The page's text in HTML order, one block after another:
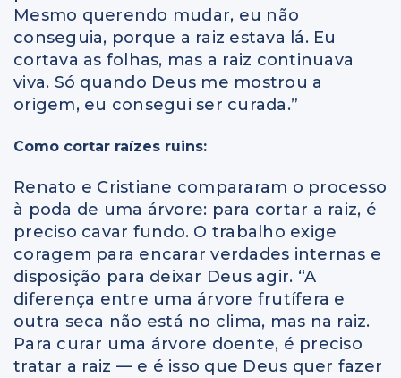
Mesmo querendo mudar, eu não
conseguia, porque a raiz estava lá. Eu
cortava as folhas, mas a raiz continuava
viva. Só quando Deus me mostrou a
origem, eu consegui ser curada.”
Como cortar raízes ruins:
Renato e Cristiane compararam o processo
à poda de uma árvore: para cortar a raiz, é
preciso cavar fundo. O trabalho exige
coragem para encarar verdades internas e
disposição para deixar Deus agir. “A
diferença entre uma árvore frutífera e
outra seca não está no clima, mas na raiz.
Para curar uma árvore doente, é preciso
tratar a raiz — e é isso que Deus quer fazer